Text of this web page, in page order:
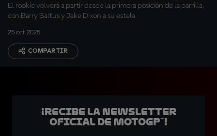
El rookie volverá a partir desde la primera posición de la parrilla,
con Barry Baltus y Jake Dixon a su estela
25 oct 2025
COMPARTIR
¡Recibe la Newsletter
oficial de MotoGP™!